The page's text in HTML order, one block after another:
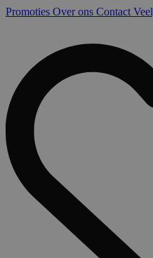
Promoties Over ons Contact